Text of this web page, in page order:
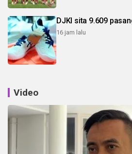
DJKI sita 9.609
16 jam lalu
Video